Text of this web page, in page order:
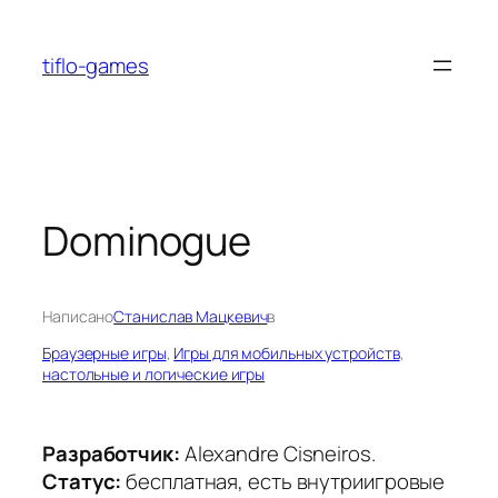
содержимому
tiflo-games
Dominogue
НаписаноСтанислав Мацкевичв
Браузерные игры, Игры для мобильных устройств
настольные и логические игры
Разработчик:Alexandre Cisneiros.
Статус:бесплатная, есть внутриигровые